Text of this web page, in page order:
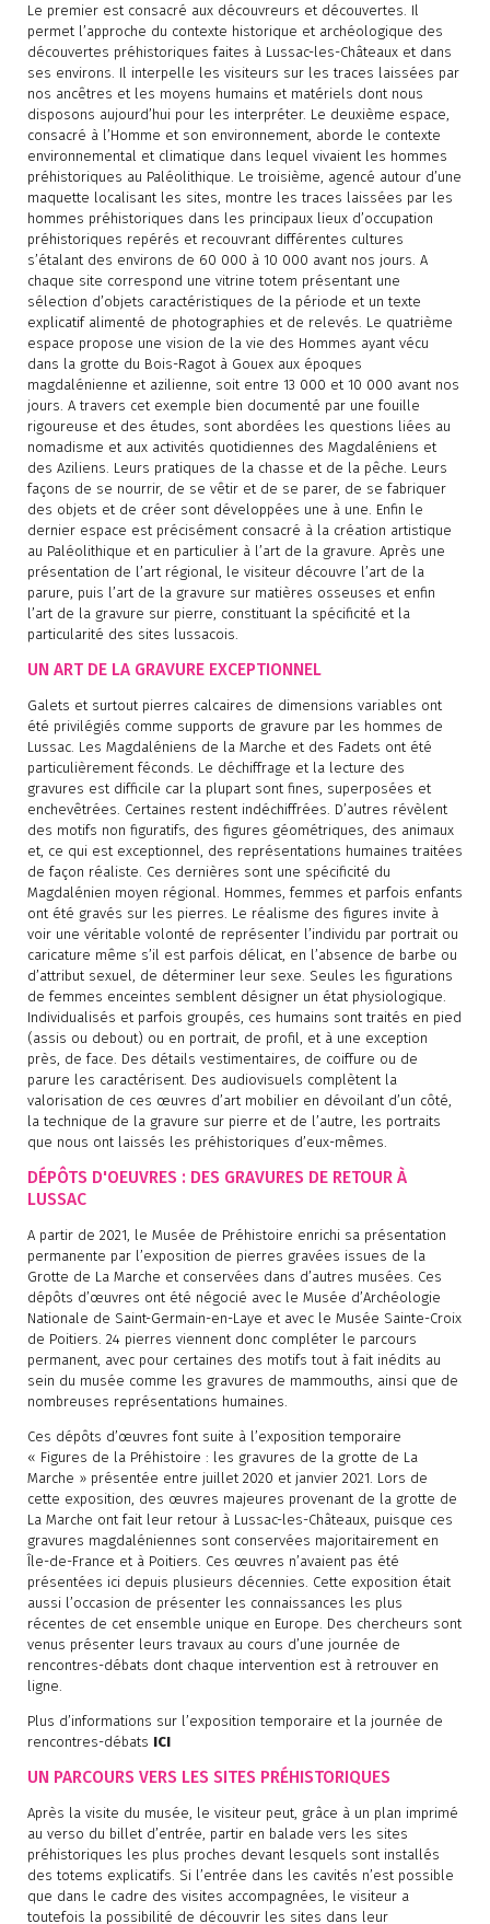
Le premier est consacré aux découvreurs et découvertes. Il
permet l’approche du contexte historique et archéologique des
découvertes préhistoriques faites à Lussac-les-Châteaux et dans
ses environs. Il interpelle les visiteurs sur les traces laissées par
nos ancêtres et les moyens humains et matériels dont nous
disposons aujourd’hui pour les interpréter. Le deuxième espace,
consacré à l’Homme et son environnement, aborde le contexte
environnemental et climatique dans lequel vivaient les hommes
préhistoriques au Paléolithique. Le troisième, agencé autour d’une
maquette localisant les sites, montre les traces laissées par les
hommes préhistoriques dans les principaux lieux d’occupation
préhistoriques repérés et recouvrant différentes cultures
s’étalant des environs de 60 000 à 10 000 avant nos jours. A
chaque site correspond une vitrine totem présentant une
sélection d’objets caractéristiques de la période et un texte
explicatif alimenté de photographies et de relevés. Le quatrième
espace propose une vision de la vie des Hommes ayant vécu
dans la grotte du Bois-Ragot à Gouex aux époques
magdalénienne et azilienne, soit entre 13 000 et 10 000 avant nos
jours. A travers cet exemple bien documenté par une fouille
rigoureuse et des études, sont abordées les questions liées au
nomadisme et aux activités quotidiennes des Magdaléniens et
des Aziliens. Leurs pratiques de la chasse et de la pêche. Leurs
façons de se nourrir, de se vêtir et de se parer, de se fabriquer
des objets et de créer sont développées une à une. Enfin le
dernier espace est précisément consacré à la création artistique
au Paléolithique et en particulier à l’art de la gravure. Après une
présentation de l’art régional, le visiteur découvre l’art de la
parure, puis l’art de la gravure sur matières osseuses et enfin
l’art de la gravure sur pierre, constituant la spécificité et la
particularité des sites lussacois.
UN ART DE LA GRAVURE EXCEPTIONNEL
Galets et surtout pierres calcaires de dimensions variables ont
été privilégiés comme supports de gravure par les hommes de
Lussac. Les Magdaléniens de la Marche et des Fadets ont été
particulièrement féconds. Le déchiffrage et la lecture des
gravures est difficile car la plupart sont fines, superposées et
enchevêtrées. Certaines restent indéchiffrées. D’autres révèlent
des motifs non figuratifs, des figures géométriques, des animaux
et, ce qui est exceptionnel, des représentations humaines traitées
de façon réaliste. Ces dernières sont une spécificité du
Magdalénien moyen régional. Hommes, femmes et parfois enfants
ont été gravés sur les pierres. Le réalisme des figures invite à
voir une véritable volonté de représenter l’individu par portrait ou
caricature même s’il est parfois délicat, en l’absence de barbe ou
d’attribut sexuel, de déterminer leur sexe. Seules les figurations
de femmes enceintes semblent désigner un état physiologique.
Individualisés et parfois groupés, ces humains sont traités en pied
(assis ou debout) ou en portrait, de profil, et à une exception
près, de face. Des détails vestimentaires, de coiffure ou de
parure les caractérisent. Des audiovisuels complètent la
valorisation de ces œuvres d’art mobilier en dévoilant d’un côté,
la technique de la gravure sur pierre et de l’autre, les portraits
que nous ont laissés les préhistoriques d’eux-mêmes.
DÉPÔTS D'OEUVRES : DES GRAVURES DE RETOUR À
LUSSAC
A partir de 2021, le Musée de Préhistoire enrichi sa présentation
permanente par l’exposition de pierres gravées issues de la
Grotte de La Marche et conservées dans d’autres musées. Ces
dépôts d’œuvres ont été négocié avec le Musée d’Archéologie
Nationale de Saint-Germain-en-Laye et avec le Musée Sainte-Croix
de Poitiers. 24 pierres viennent donc compléter le parcours
permanent, avec pour certaines des motifs tout à fait inédits au
sein du musée comme les gravures de mammouths, ainsi que de
nombreuses représentations humaines.
Ces dépôts d’œuvres font suite à l’exposition temporaire
« Figures de la Préhistoire : les gravures de la grotte de La
Marche » présentée entre juillet 2020 et janvier 2021. Lors de
cette exposition, des œuvres majeures provenant de la grotte de
La Marche ont fait leur retour à Lussac-les-Châteaux, puisque ces
gravures magdaléniennes sont conservées majoritairement en
Île-de-France et à Poitiers. Ces œuvres n’avaient pas été
présentées ici depuis plusieurs décennies. Cette exposition était
aussi l’occasion de présenter les connaissances les plus
récentes de cet ensemble unique en Europe. Des chercheurs sont
venus présenter leurs travaux au cours d’une journée de
rencontres-débats dont chaque intervention est à retrouver en
ligne.
Plus d’informations sur l’exposition temporaire et la journée de
rencontres-débats ICI
UN PARCOURS VERS LES SITES PRÉHISTORIQUES
Après la visite du musée, le visiteur peut, grâce à un plan imprimé
au verso du billet d’entrée, partir en balade vers les sites
préhistoriques les plus proches devant lesquels sont installés
des totems explicatifs. Si l’entrée dans les cavités n’est possible
que dans le cadre des visites accompagnées, le visiteur a
toutefois la possibilité de découvrir les sites dans leur